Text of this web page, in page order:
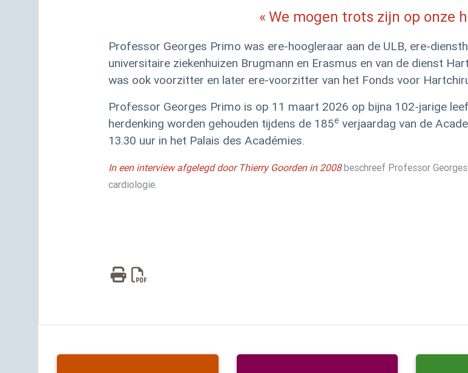
« We mogen trots zijn op onze
Professor Georges Primo was ere-hoogleraar aan de ULB, ere-
universitaire ziekenhuizen Brugmann en Erasmus en van de dienst
was ook voorzitter en later ere-voorzitter van het Fonds voor
Professor Georges Primo is op 11 maart 2026 op bijna 102-jarige
herdenking worden gehouden tijdens de 185everjaardag van de
13.30 uur in het Palais des Académies.
In een interview afgelegd door Thierry Goorden in 2008 beschreef Professor Georges
cardiologie.